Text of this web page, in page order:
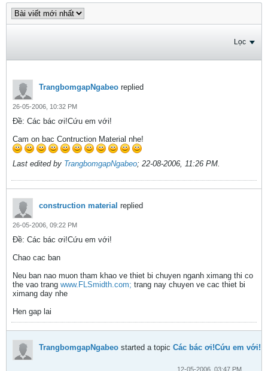
Lọc
TrangbomgapNgabeo replied
26-05-2006, 10:32 PM
Ðề: Các bác ơi!Cứu em với!
Cam on bac Contruction Material nhe!
Last edited by TrangbomgapNgabeo; 22-08-2006, 11:26 PM.
construction material replied
26-05-2006, 09:22 PM
Ðề: Các bác ơi!Cứu em với!
Chao cac ban
Neu ban nao muon tham khao ve thiet bi chuyen nganh ximang thi co
the vao trang www.FLSmidth.com; trang nay chuyen ve cac thiet bi
ximang day nhe
Hen gap lai
TrangbomgapNgabeo started a topic Các bác ơi!Cứu em với!
12-05-2006, 03:47 PM